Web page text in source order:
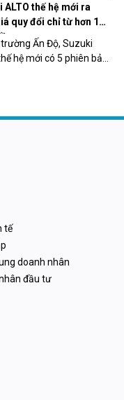
ALTO thế hệ mới ra
quy đổi chỉ từ hơn 100
Ấn Độ, Suzuki
hệ mới có 5 phiên bản
tế
doanh nhân
đầu tư